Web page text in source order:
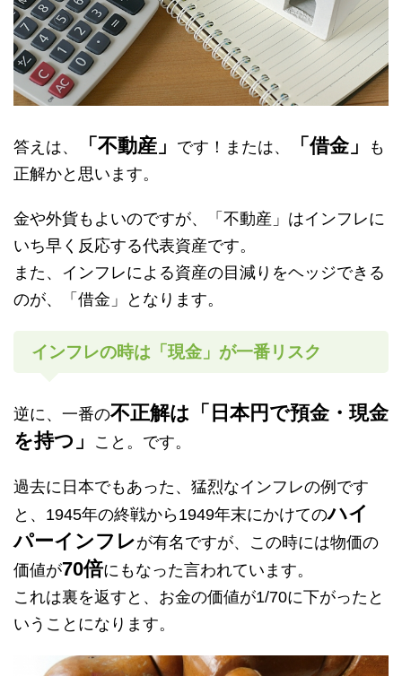
答えは、 「不動産」 です！または、 「借金」
も
正解かと思います。
金や外貨もよいのですが、「不動産」はインフレに
いち早く反応する代表資産です。
また、インフレによる資産の目減りをヘッジできる
のが、「借金」となります。
インフレの時は「現金」が一番リスク
逆に、一番の不正解は「日本円で預金・現金
を持つ」
こと。です。
過去に日本でもあった、猛烈なインフレの例です
と、1945年の終戦から1949年末にかけてのハイ
パーインフレが有名ですが、この時には物価の
価値が70倍にもなった言われています。
これは裏を返すと、お金の価値が1/70に下がったと
いうことになります。